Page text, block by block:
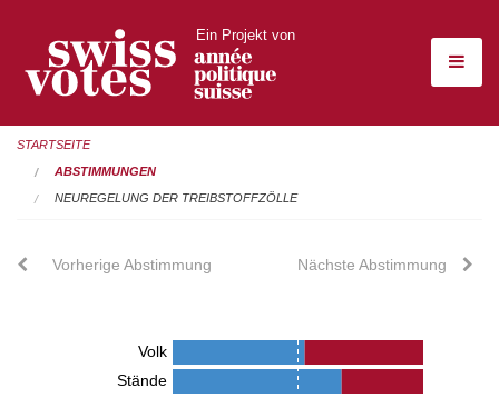
Ein Projekt von
STARTSEITE
ABSTIMMUNGEN
NEUREGELUNG DER TREIBSTOFFZÖLLE
Vorherige Abstimmung Nächste Abstimmung
Volk
Stände